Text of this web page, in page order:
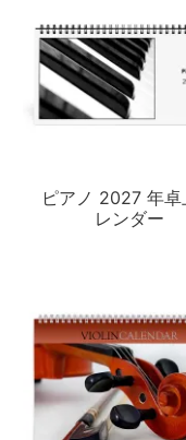
ピアノ 2027 年卓
レンダー